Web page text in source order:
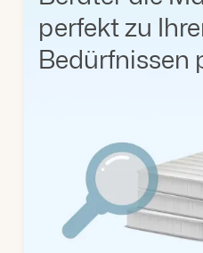
perfekt zu
Bedürfnissen